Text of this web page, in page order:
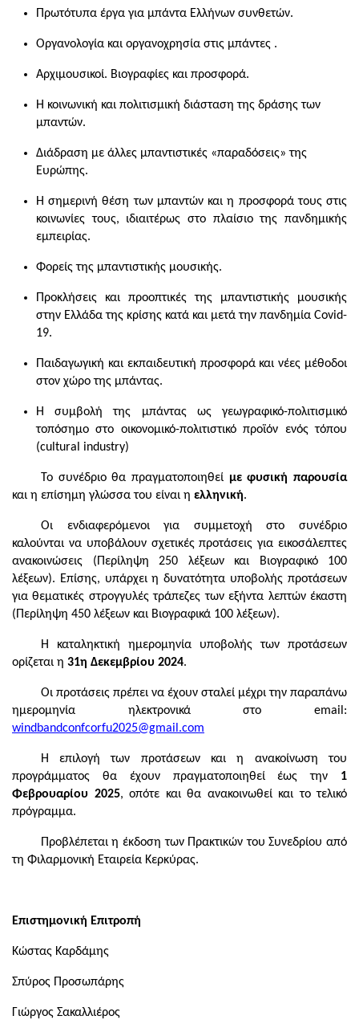
Πρωτότυπα έργα για μπάντα Ελλήνων συνθετών.
Οργανολογία και οργανοχρησία στις μπάντες .
Αρχιμουσικοί. Βιογραφίες και προσφορά.
Η κοινωνική και πολιτισμική διάσταση της δράσης των
μπαντών.
Διάδραση με άλλες μπαντιστικές «παραδόσεις» της
Ευρώπης.
Η σημερινή θέση των μπαντών και η προσφορά τους στις
κοινωνίες τους, ιδιαιτέρως στο πλαίσιο της πανδημικής
εμπειρίας.
Φορείς της μπαντιστικής μουσικής.
Προκλήσεις και προοπτικές της μπαντιστικής μουσικής
στην Ελλάδα της κρίσης κατά και μετά την πανδημία Covid-
19.
Παιδαγωγική και εκπαιδευτική προσφορά και νέες μέθοδοι
στον χώρο της μπάντας.
Η συμβολή της μπάντας ως γεωγραφικό-πολιτισμικό
τοπόσημο στο οικονομικό-πολιτιστικό προϊόν ενός τόπου
(cultural industry)
Το συνέδριο θα πραγματοποιηθεί με φυσική παρουσία
και η επίσημη γλώσσα του είναι η ελληνική.
Οι ενδιαφερόμενοι για συμμετοχή στο συνέδριο
καλούνται να υποβάλουν σχετικές προτάσεις για εικοσάλεπτες
ανακοινώσεις (Περίληψη 250 λέξεων και Βιογραφικό 100
λέξεων). Επίσης, υπάρχει η δυνατότητα υποβολής προτάσεων
για θεματικές στρογγυλές τράπεζες των εξήντα λεπτών έκαστη
(Περίληψη 450 λέξεων και Βιογραφικά 100 λέξεων).
Η καταληκτική ημερομηνία υποβολής των προτάσεων
ορίζεται η 31η Δεκεμβρίου 2024.
Οι προτάσεις πρέπει να έχουν σταλεί μέχρι την παραπάνω
ημερομηνία ηλεκτρονικά στο email:
windbandconfcorfu2025@gmail.com
Η επιλογή των προτάσεων και η ανακοίνωση του
προγράμματος θα έχουν πραγματοποιηθεί έως την 1
Φεβρουαρίου 2025, οπότε και θα ανακοινωθεί και το τελικό
πρόγραμμα.
Προβλέπεται η έκδοση των Πρακτικών του Συνεδρίου από
τη Φιλαρμονική Εταιρεία Κερκύρας.
Επιστημονική Επιτροπή
Κώστας Καρδάμης
Σπύρος Προσωπάρης
Γιώργος Σακαλλιέρος